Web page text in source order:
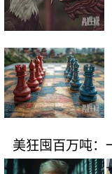
美狂囤百万吨：